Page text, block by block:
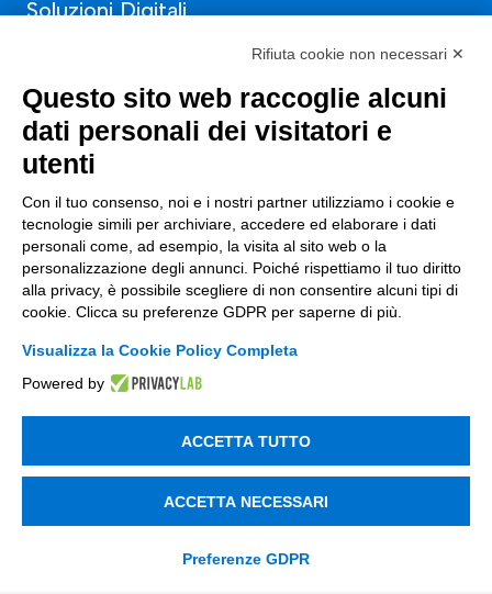
Soluzioni Digitali
Supply Chain
Soluzioni Custom
Soluzioni AI
Compliance
Contacts
info@tinextainnovationhub.com
Sede Legale: Corso Mazzini, 11 42015 Correggio (RE)
Società Trasparente
Rifiuta cookie non necessari ✕
Questo sito web raccoglie alcuni
dati personali dei visitatori e
utenti
Con il tuo consenso, noi e i nostri partner utilizziamo i cookie e
tecnologie simili per archiviare, accedere ed elaborare i dati
personali come, ad esempio, la visita al sito web o la
personalizzazione degli annunci. Poiché rispettiamo il tuo diritto
alla privacy, è possibile scegliere di non consentire alcuni tipi di
cookie. Clicca su preferenze GDPR per saperne di più.
Visualizza la Cookie Policy Completa
Powered by
ACCETTA TUTTO
ACCETTA NECESSARI
Preferenze GDPR